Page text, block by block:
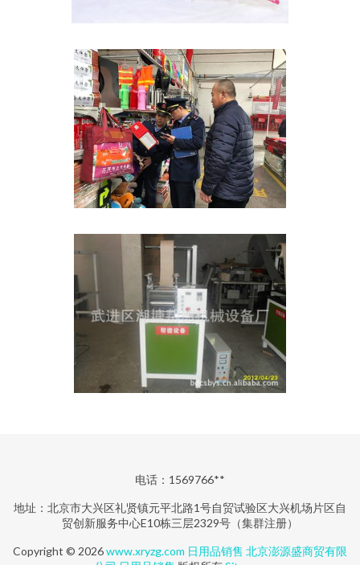
电话：1569766**
地址：北京市大兴区礼贤镇元平北路1号自贸试验区大兴机场片区自
贸创新服务中心E10栋三层2329号（集群注册）
Copyright © 2026www.xryzg.com 日用品销售 北京澎源盛商贸有限